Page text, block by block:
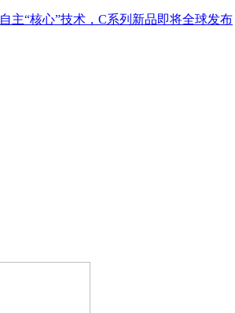
主“核心”技术，C系列新品即将全球发布